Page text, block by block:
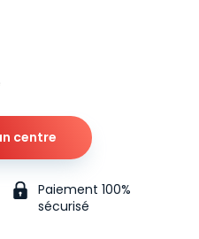
centre
Paiement 100%
sécurisé